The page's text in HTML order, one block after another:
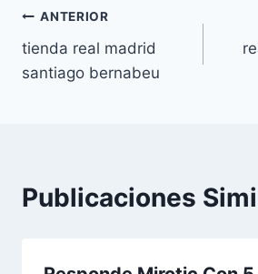
Navegación
de
ANTERIOR
tienda real madrid
santiago bernabeu
Publicaciones